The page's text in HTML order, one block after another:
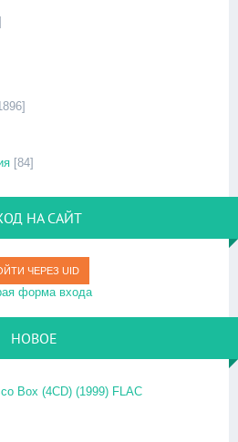
[84]
НА САЙТ
ЧЕРЕЗ UID
форма входа
НОВОЕ
Box (4CD) (1999) FLAC